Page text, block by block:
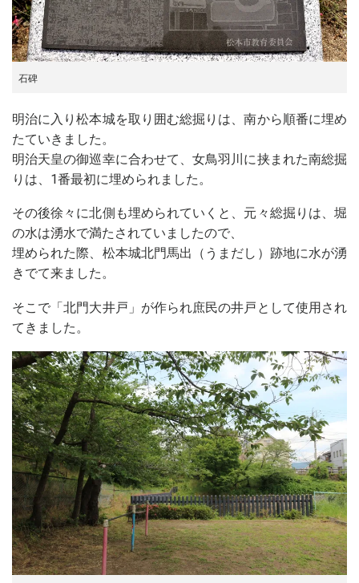
石碑
明治に入り松本城を取り囲む総掘りは、南から順番に埋め
たていきました。
明治天皇の御巡幸に合わせて、女鳥羽川に挟まれた南総掘
りは、1番最初に埋められました。
その後徐々に北側も埋められていくと、元々総掘りは、堀
の水は湧水で満たされていましたので、
埋められた際、松本城北門馬出（うまだし）跡地に水が湧
きでて来ました。
そこで「北門大井戸」が作られ庶民の井戸として使用され
てきました。